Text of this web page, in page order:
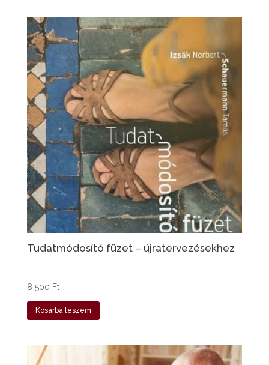
Tudatmódosító füzet – újratervezésekhez
8 500 Ft
Kosárba teszem